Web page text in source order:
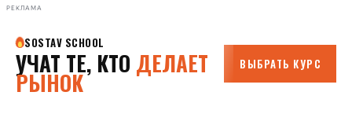
РЕКЛАМА